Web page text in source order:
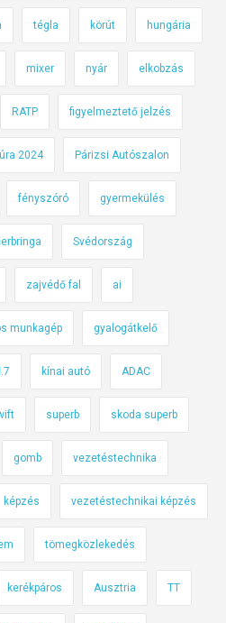
tégla körút hungária
mixer nyár elkobzás
RATP figyelmeztető jelzés
2024 Párizsi Autószalon
fényszóró gyermekülés
Svédország
zajvédő fal ai
munkagép gyalogátkelő
kínai autó ADAC
superb skoda superb
gomb vezetéstechnika
képzés vezetéstechnikai képzés
tömegközlekedés
kerékpáros Ausztria TT